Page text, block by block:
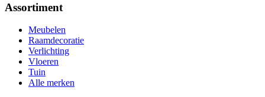
Assortiment
Meubelen
Raamdecoratie
Verlichting
Vloeren
Tuin
Alle merken